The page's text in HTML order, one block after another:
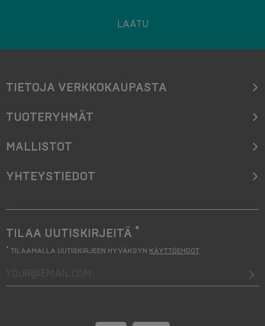
LAATU
TIETOJA VERKKOKAUPASTA
TUOTERYHMÄT
MALLISTOT
YHTEYSTIEDOT
TILAA UUTISKIRJEITÄ *
* TILAAMALLA UUTISKIRJEEN HYVÄKSYN KÄYTTÖEHDOT
your@email.com